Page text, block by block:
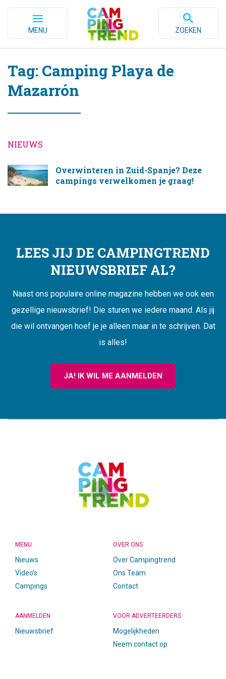
MENU ZOEKEN
Tag: Camping Playa de
Mazarrón
NIEUWS
Overwinteren in Zuid-Spanje? Deze
campings verwelkomen je graag!
LEES JIJ DE CAMPINGTREND
NIEUWSBRIEF AL?
Naast ons populaire online magazine hebben we ook een
gezellige nieuwsbrief! Die sturen we iedere maand. Als jij
die wil ontvangen hoef je je alleen maar in te schrijven. Dat
is alles!
JA! IK WIL ME AANMELDEN
MENU
Nieuws
Video’s
Campings
OVER ONS
Over Campingtrend
Ons Team
Contact
AANMELDEN
Nieuwsbrief
VOOR ADVERTEERDERS
Mogelijkheden
Neem contact op